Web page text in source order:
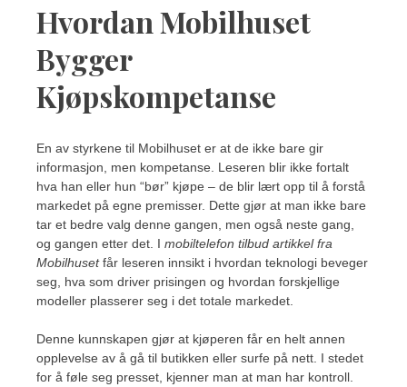
Hvordan Mobilhuset
Bygger
Kjøpskompetanse
En av styrkene til Mobilhuset er at de ikke bare gir
informasjon, men kompetanse. Leseren blir ikke fortalt
hva han eller hun “bør” kjøpe – de blir lært opp til å forstå
markedet på egne premisser. Dette gjør at man ikke bare
tar et bedre valg denne gangen, men også neste gang,
og gangen etter det. I mobiltelefon tilbud artikkel fra
Mobilhusetfår leseren innsikt i hvordan teknologi beveger
seg, hva som driver prisingen og hvordan forskjellige
modeller plasserer seg i det totale markedet.
Denne kunnskapen gjør at kjøperen får en helt annen
opplevelse av å gå til butikken eller surfe på nett. I stedet
for å føle seg presset, kjenner man at man har kontroll.